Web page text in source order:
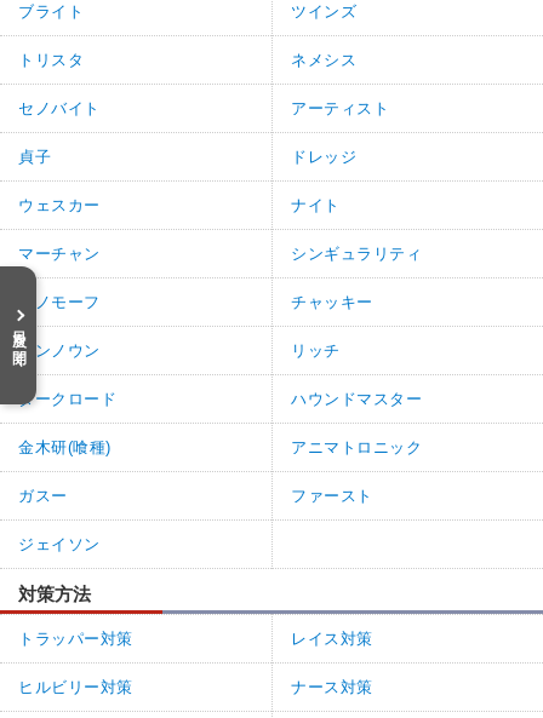
目次を開く
ブライト ツインズ
トリスタ ネメシス
セノバイト アーティスト
貞子 ドレッジ
ウェスカー ナイト
マーチャン シンギュラリティ
ゼノモーフ チャッキー
アンノウン リッチ
ダークロード ハウンドマスター
金木研(喰種) アニマトロニック
ガスー ファースト
ジェイソン
対策方法
トラッパー対策 レイス対策
ヒルビリー対策 ナース対策